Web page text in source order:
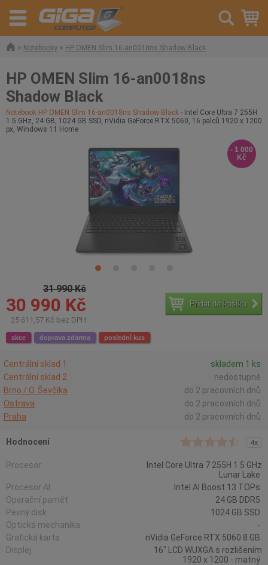
» Notebooky » HP OMEN Slim 16-an0018ns Shadow Black
HP OMEN Slim 16-an0018ns
Shadow Black
Notebook HP OMEN Slim 16-an0018ns Shadow Black - Intel Core Ultra 7 255H
1.5 GHz, 24 GB, 1024 GB SSD, nVidia GeForce RTX 5060, 16 palců 1920 x 1200
px, Windows 11 Home
31 990 Kč
30 990 Kč
25 611,57 Kč bez DPH
Přidat do košíku
akce doprava zdarma poslední kus
- 1 000
Kč
Centrální sklad 1
skladem 1 ks
Centrální sklad 2
nedostupné
Brno / O. Ševčíka
do 2 pracovních dnů
Ostrava
do 2 pracovních dnů
Praha
do 2 pracovních dnů
Hodnocení 4x
Procesor
Intel Core Ultra 7 255H 1.5 GHz
Lunar Lake
Procesor AI
Intel AI Boost 13 TOPs
Operační paměť
24 GB DDR5
Pevný disk
1024 GB SSD
Optická mechanika
-
Grafická karta
nVidia GeForce RTX 5060 8 GB
Displej
16" LCD WUXGA s rozlišením
1920 x 1200 - matný